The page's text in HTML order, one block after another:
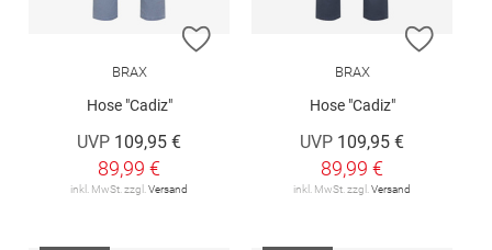
ZUR WUNSCHLISTE HINZUFÜGEN
BRAX
Hose "Cadiz"
UVP 109,95 €
89,99 €
inkl. MwSt. zzgl.Versand
ZUR
BRAX
Hose "Cadiz"
UVP 109,95 €
89,99 €
inkl. MwSt. zzgl.Versand